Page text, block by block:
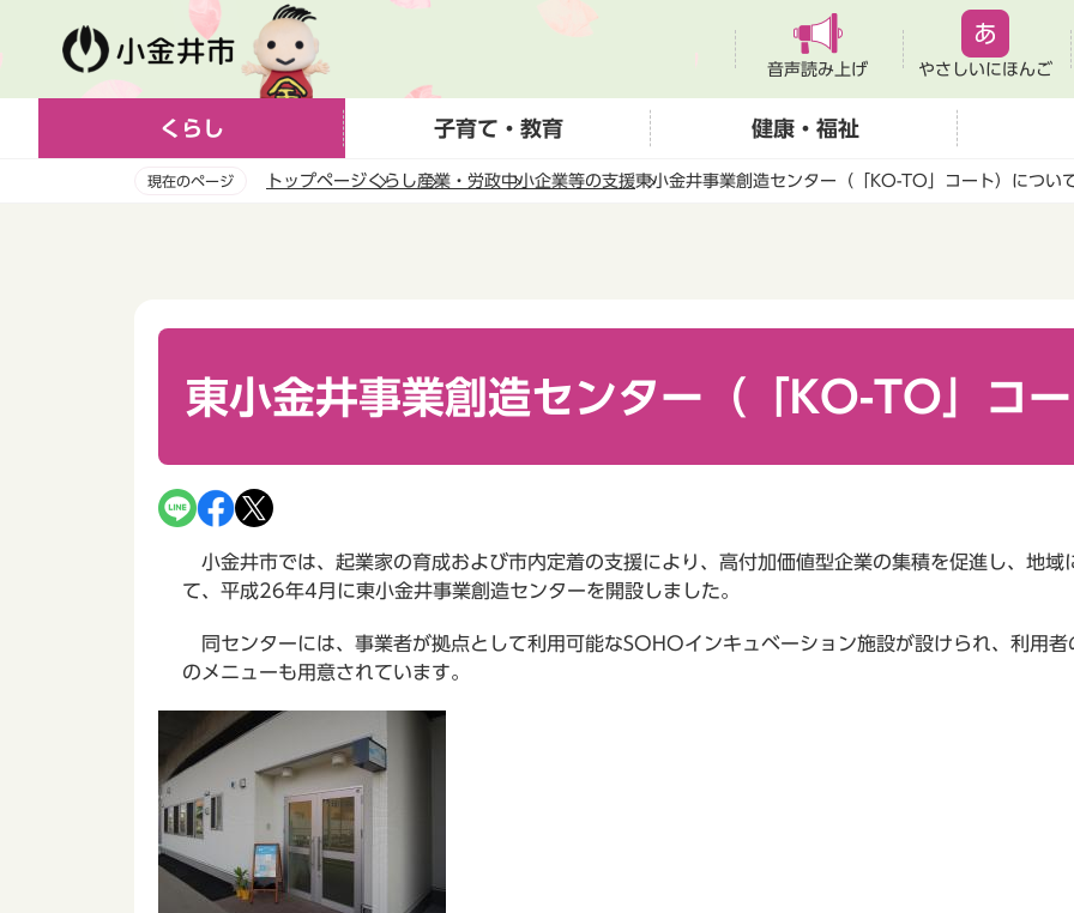
ー
音声読み上げ やさしいにほんご
くらし 子育て・教育 健康・福祉
現在のページ トップページくらし産業・労政中小企業等の支援東小金井事業創造センター（「KO-TO」コート）につい
東小金井事業創造センター（「KO-TO」コ
小金井市では、起業家の育成および市内定着の支援により、高付加価値型企業の集積を促進し、地域
て、平成26年4月に東小金井事業創造センターを開設しました。
同センターには、事業者が拠点として利用可能なSOHOインキュベーション施設が設けられ、利用
のメニューも用意されています。